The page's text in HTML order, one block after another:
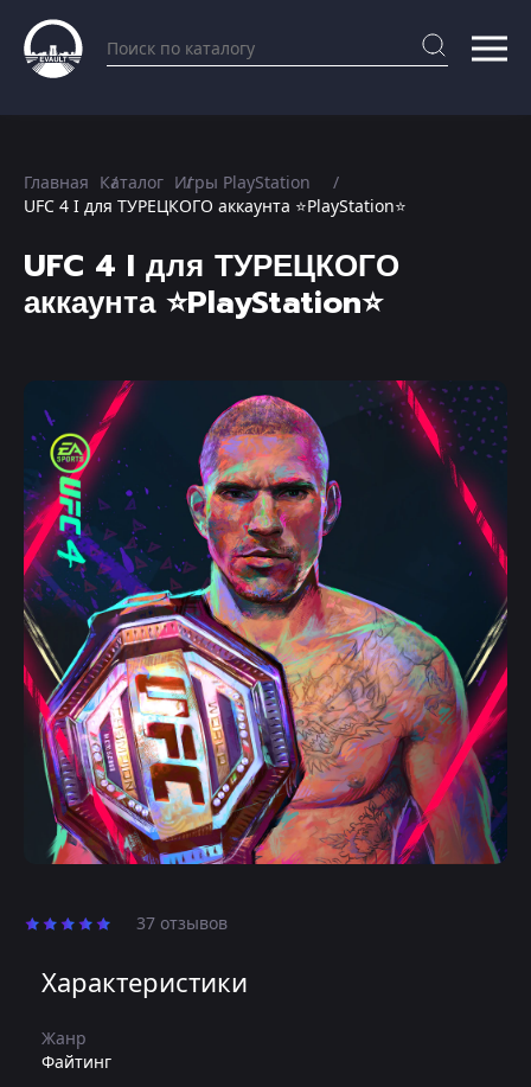
Главная Каталог Игры PlayStation
UFC 4 I для ТУРЕЦКОГО аккаунта ⭐PlayStation⭐
UFC 4 I для ТУРЕЦКОГО
аккаунта ⭐PlayStation⭐
37 отзывов
Характеристики
Жанр
Файтинг